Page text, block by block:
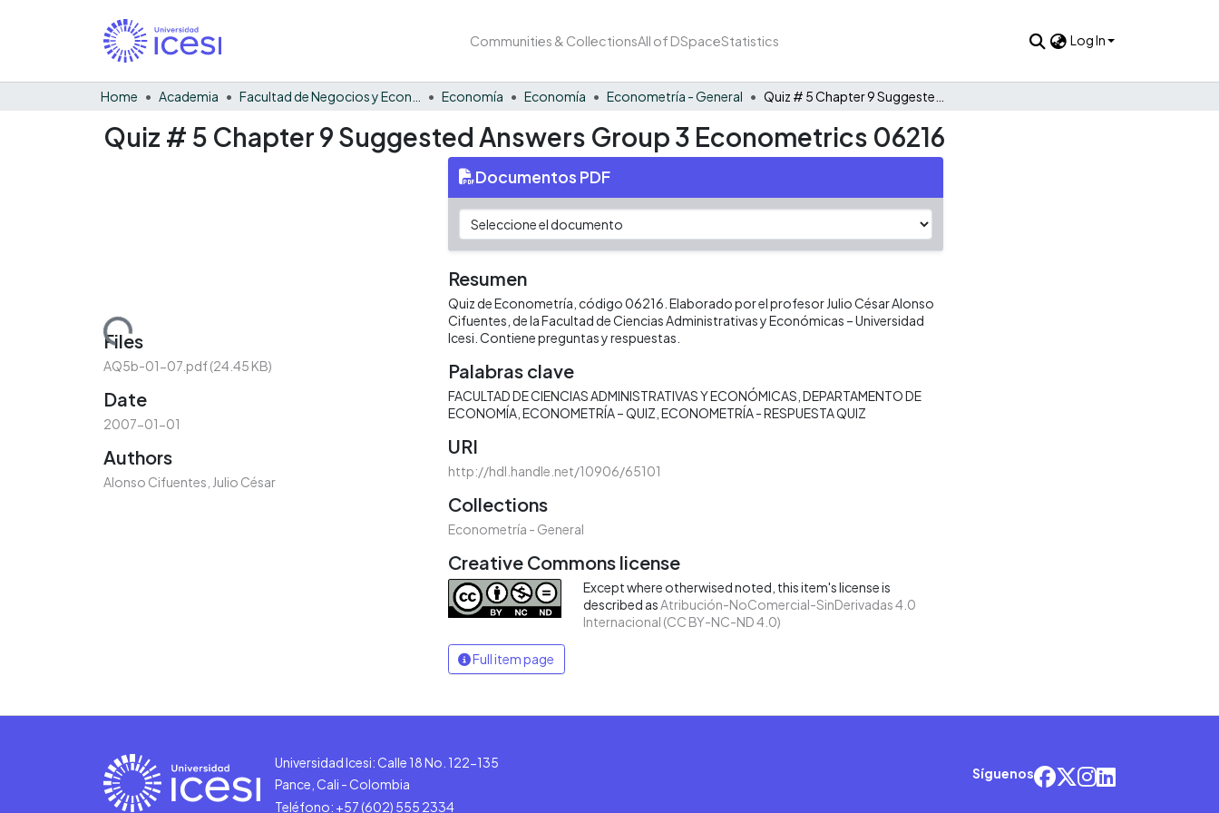
Communities & CollectionsAll of DSpaceStatistics Log In
Home Academia Economía Economía Econometría - General
Quiz # 5 Chapter 9 Suggested Answers Group 3 Econometrics 06216
Loading...
Files
AQ5b-01-07.pdf(24.45 KB)
Date
2007-01-01
Authors
Alonso Cifuentes, Julio César
Documentos PDF
Resumen
Quiz de Econometría, código 06216. Elaborado por el profesor Julio César Alonso
Cifuentes, de la Facultad de Ciencias Administrativas y Económicas – Universidad
Icesi. Contiene preguntas y respuestas.
Palabras clave
FACULTAD DE CIENCIAS ADMINISTRATIVAS Y ECONÓMICAS DEPARTAMENTO DE
ECONOMÍA ECONOMETRÍA – QUIZ ECONOMETRÍA - RESPUESTA QUIZ
URI
http://hdl.handle.net/10906/65101
Collections
Econometría - General
Creative Commons license
Except where otherwised noted, this item's license is
described as Atribución-NoComercial-SinDerivadas 4.0
Internacional (CC BY-NC-ND 4.0)
Full item page
Universidad Icesi: Calle 18 No. 122-135
Pance, Cali - Colombia
Teléfono: +57 (602) 555 2334
Síguenos